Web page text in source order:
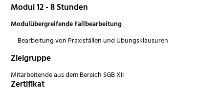
Modul 12 - 8 Stunden
Modulübergreifende Fallbearbeitung
Bearbeitung von Praxisfällen und Übungsklausuren
Zielgruppe
Mitarbeitende aus dem Bereich SGB XII
Zertifikat